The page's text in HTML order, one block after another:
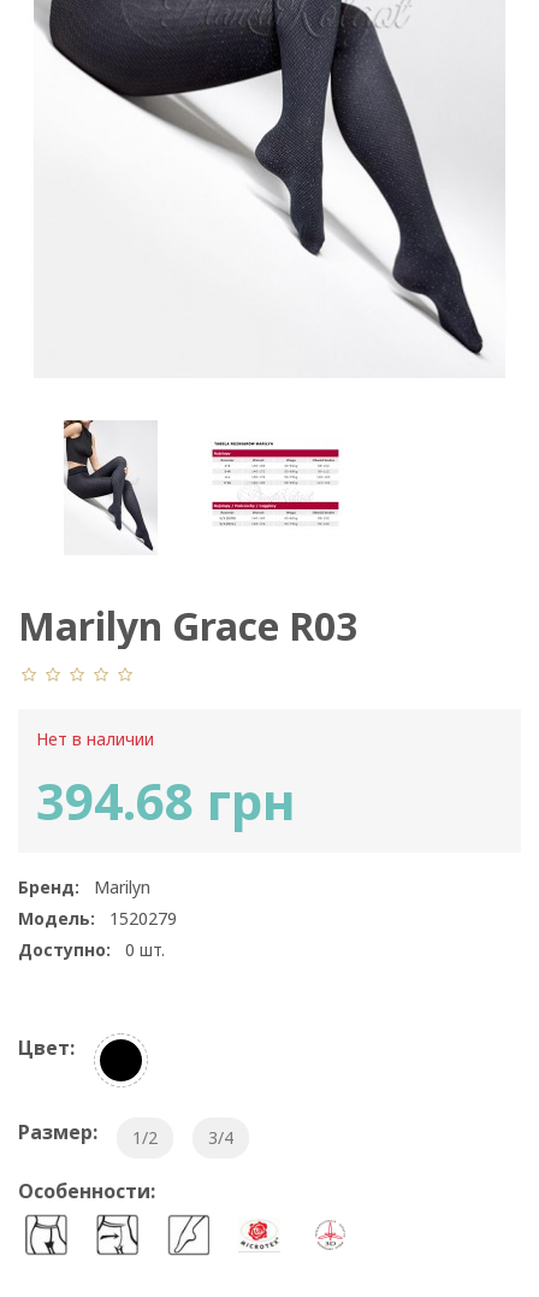
Marilyn Grace R03
Нет в наличии
394.68 грн
Бренд:
Marilyn
Модель:
1520279
Доступно:
0 шт.
Цвет:
Размер: 1/2 3/4
Особенности: